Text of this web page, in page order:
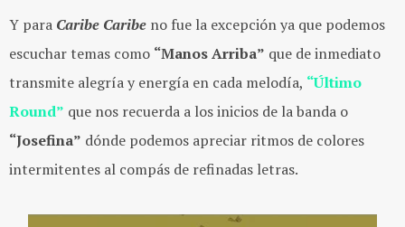
Y para Caribe Caribe no fue la excepción ya que podemos
escuchar temas como “Manos Arriba” que de inmediato
transmite alegría y energía en cada melodía, “Último
Round” que nos recuerda a los inicios de la banda o
“Josefina” dónde podemos apreciar ritmos de colores
intermitentes al compás de refinadas letras.